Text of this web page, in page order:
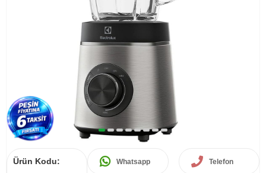
Ürün Kodu: Whatsapp Telefon